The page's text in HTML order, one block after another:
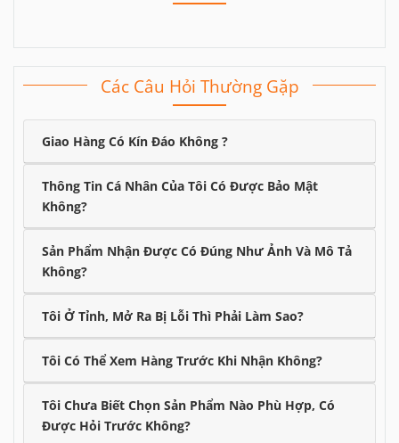
Các Câu Hỏi Thường Gặp
Giao Hàng Có Kín Đáo Không ?
Thông Tin Cá Nhân Của Tôi Có Được Bảo Mật
Không?
Sản Phẩm Nhận Được Có Đúng Như Ảnh Và Mô Tả
Không?
Tôi Ở Tỉnh, Mở Ra Bị Lỗi Thì Phải Làm Sao?
Tôi Có Thể Xem Hàng Trước Khi Nhận Không?
Tôi Chưa Biết Chọn Sản Phẩm Nào Phù Hợp, Có
Được Hỏi Trước Không?